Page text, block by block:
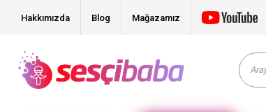
Hakkımızda Blog Mağazamız